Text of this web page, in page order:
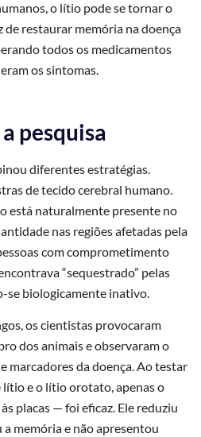
o lítio pode se tornar o
restaurar memória na doença
todos os medicamentos
os sintomas.
pesquisa
diferentes estratégias.
de tecido cerebral humano.
está naturalmente presente no
nas regiões afetadas pela
com comprometimento
“sequestrado” pelas
se biologicamente inativo.
os cientistas provocaram
dos animais e observaram o
marcadores da doença. Ao testar
e o lítio orotato, apenas o
placas — foi eficaz. Ele reduziu
memória e não apresentou